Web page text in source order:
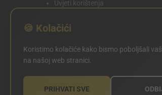
Uvjeti korištenja
Politika kolačića
POSTAVKE KOLAČIĆA
🍪 Kolačići
Koristimo kolačiće kako bismo poboljšali
na našoj web stranici.
PRIHVATI SVE